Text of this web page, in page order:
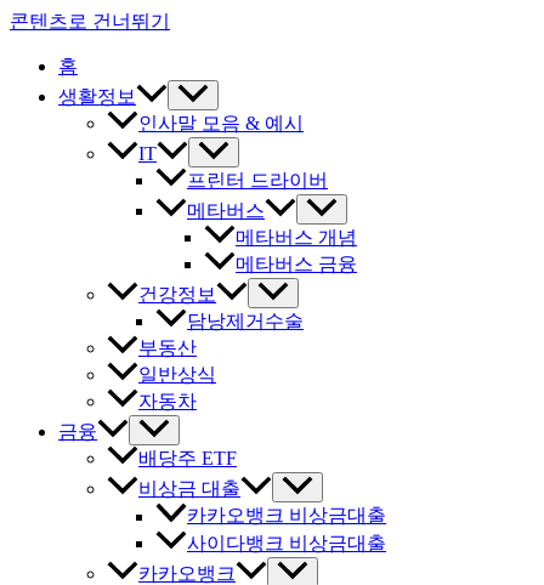
콘텐츠로 건너뛰기
홈
생활정보
인사말 모음 & 예시
IT
프린터 드라이버
메타버스
메타버스 개념
메타버스 금융
건강정보
담낭제거수술
부동산
일반상식
자동차
금융
배당주 ETF
비상금 대출
카카오뱅크 비상금대출
사이다뱅크 비상금대출
카카오뱅크